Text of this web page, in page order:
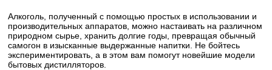
Алкоголь, полученный с помощью простых в использовании и
производительных аппаратов, можно настаивать на различном
природном сырье, хранить долгие годы, превращая обычный
самогон в изысканные выдержанные напитки. Не бойтесь
экспериментировать, а в этом вам помогут новейшие модели
бытовых дистилляторов.